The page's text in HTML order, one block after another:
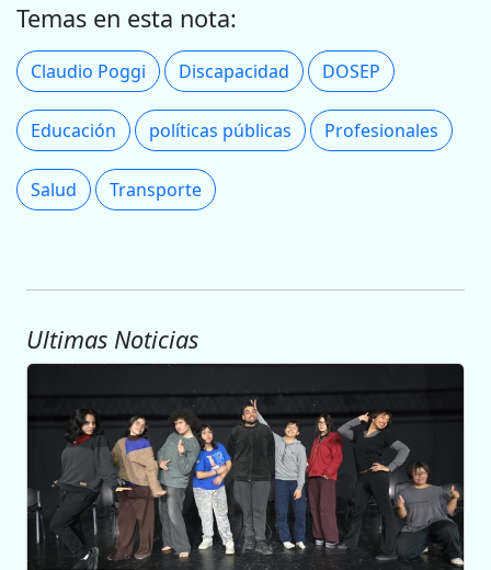
Temas en esta nota:
Claudio Poggi Discapacidad DOSEP
Educación políticas públicas Profesionales
Salud Transporte
Ultimas Noticias